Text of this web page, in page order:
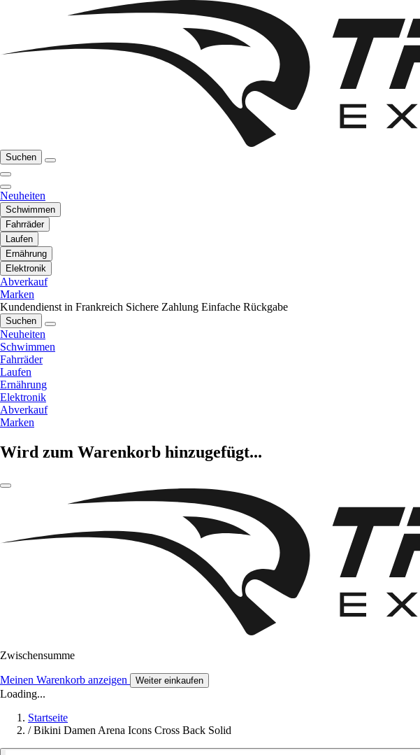
Suchen
Neuheiten
Schwimmen
Fahrräder
Laufen
Ernährung
Elektronik
Abverkauf
Marken
Kundendienst in Frankreich Sichere Zahlung Einfache Rückgabe
Suchen
Neuheiten
Schwimmen
Fahrräder
Laufen
Ernährung
Elektronik
Abverkauf
Marken
Wird zum Warenkorb hinzugefügt...
Zwischensumme
Meinen Warenkorb anzeigen Weiter einkaufen
Loading...
Startseite
/ Bikini Damen Arena Icons Cross Back Solid